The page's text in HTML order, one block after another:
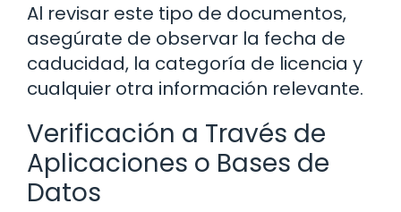
Al revisar este tipo de documentos,
asegúrate de observar la fecha de
caducidad, la categoría de licencia y
cualquier otra información relevante.
Verificación a Través de
Aplicaciones o Bases de
Datos